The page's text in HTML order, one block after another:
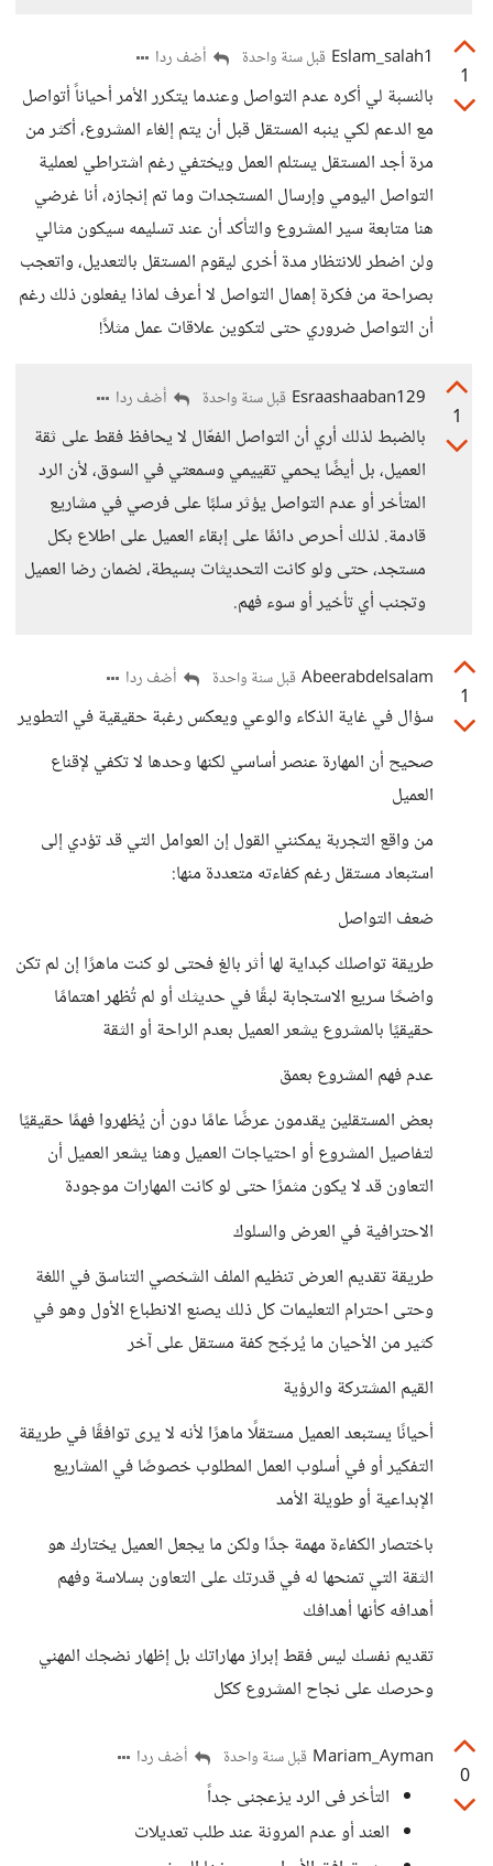
1
Eslam_salah1 قبل سنة واحدة أضف ردا
بالنسبة لي أكره عدم التواصل وعندما يتكرر الأمر أحياناً أتواصل
مع الدعم لكي ينبه المستقل قبل أن يتم إلغاء المشروع، أكثر من
مرة أجد المستقل يستلم العمل ويختفي رغم اشتراطي لعملية
التواصل اليومي وإرسال المستجدات وما تم إنجازه، أنا غرضي
هنا متابعة سير المشروع والتأكد أن عند تسليمه سيكون مثالي
ولن اضطر للانتظار مدة أخرى ليقوم المستقل بالتعديل، واتعجب
بصراحة من فكرة إهمال التواصل لا أعرف لماذا يفعلون ذلك رغم
أن التواصل ضروري حتى لتكوين علاقات عمل مثلاً!
1
Esraashaaban129 قبل سنة واحدة أضف ردا
بالضبط لذلك أري أن التواصل الفعّال لا يحافظ فقط على ثقة
العميل، بل أيضًا يحمي تقييمي وسمعتي في السوق، لأن الرد
المتأخر أو عدم التواصل يؤثر سلبًا على فرصي في مشاريع
قادمة. لذلك أحرص دائمًا على إبقاء العميل على اطلاع بكل
مستجد، حتى ولو كانت التحديثات بسيطة، لضمان رضا العميل
وتجنب أي تأخير أو سوء فهم.
1
Abeerabdelsalam قبل سنة واحدة أضف ردا
سؤال في غاية الذكاء والوعي ويعكس رغبة حقيقية في التطوير
صحيح أن المهارة عنصر أساسي لكنها وحدها لا تكفي لإقناع
العميل
من واقع التجربة يمكنني القول إن العوامل التي قد تؤدي إلى
استبعاد مستقل رغم كفاءته متعددة منها:
ضعف التواصل
طريقة تواصلك كبداية لها أثر بالغ فحتى لو كنت ماهرًا إن لم تكن
واضحًا سريع الاستجابة لبقًا في حديثك أو لم تُظهر اهتمامًا
حقيقيًا بالمشروع يشعر العميل بعدم الراحة أو الثقة
عدم فهم المشروع بعمق
بعض المستقلين يقدمون عرضًا عامًا دون أن يُظهروا فهمًا حقيقيًا
لتفاصيل المشروع أو احتياجات العميل وهنا يشعر العميل أن
التعاون قد لا يكون مثمرًا حتى لو كانت المهارات موجودة
الاحترافية في العرض والسلوك
طريقة تقديم العرض تنظيم الملف الشخصي التناسق في اللغة
وحتى احترام التعليمات كل ذلك يصنع الانطباع الأول وهو في
كثير من الأحيان ما يُرجّح كفة مستقل على آخر
القيم المشتركة والرؤية
أحيانًا يستبعد العميل مستقلًا ماهرًا لأنه لا يرى توافقًا في طريقة
التفكير أو في أسلوب العمل المطلوب خصوصًا في المشاريع
الإبداعية أو طويلة الأمد
باختصار الكفاءة مهمة جدًا ولكن ما يجعل العميل يختارك هو
الثقة التي تمنحها له في قدرتك على التعاون بسلاسة وفهم
أهدافه كأنها أهدافك
تقديم نفسك ليس فقط إبراز مهاراتك بل إظهار نضجك المهني
وحرصك على نجاح المشروع ككل
0
Mariam_Ayman قبل سنة واحدة أضف ردا
التأخر فى الرد يزعجنى جداً
العند أو عدم المرونة عند طلب تعديلات